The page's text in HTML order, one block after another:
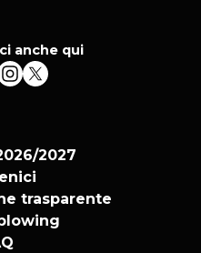
anche qui
2027
trasparente